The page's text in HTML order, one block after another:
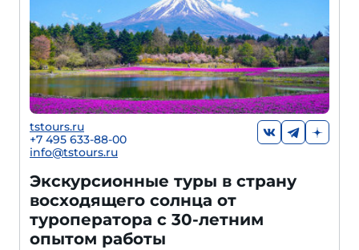
tstours.ru
+7 495 633-88-00
info@tstours.ru
Экскурсионные туры в страну
восходящего солнца от
туроператора с 30-летним
опытом работы